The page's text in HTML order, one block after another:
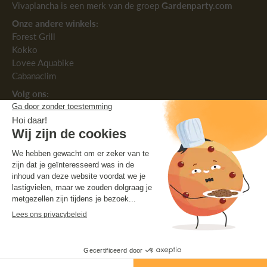
Vivaplancha is een merk van de groep Gardenparty.com
Onze andere winkels:
Forest Grill
Kokko
Lovee Aquabike
Cabanaclim
Volg ons:
Nederlands
België ‎(EUR €)‎
© 2026,Vivaplancha.
Auteursrecht. Alle rechten voorbehouden.